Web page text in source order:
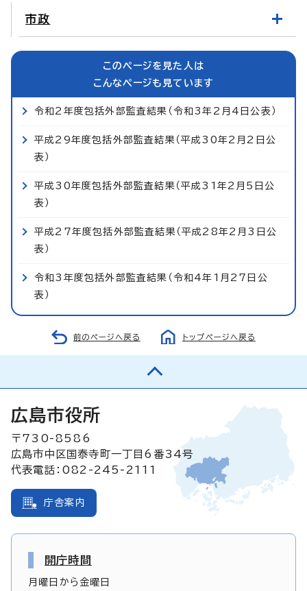
市政
このページを見た人は
こんなページも見ています
令和2年度包括外部監査結果（令和3年2月4日公表）
平成29年度包括外部監査結果（平成30年2月2日公
表）
平成30年度包括外部監査結果（平成31年2月5日公
表）
平成27年度包括外部監査結果（平成28年2月3日公
表）
令和3年度包括外部監査結果（令和4年1月27日公
表）
前のページへ戻る トップページへ戻る
広島市役所
〒730-8586
広島市中区国泰寺町一丁目6番34号
代表電話：082-245-2111
庁舎案内
開庁時間
月曜日から金曜日